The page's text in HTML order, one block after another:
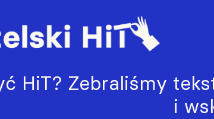
HiT? Zebraliśmy
i